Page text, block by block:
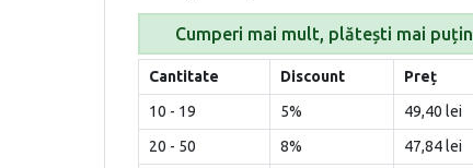
Cumperi mai mult, plătești mai puțin
Cantitate Discount
Preț
10 - 19
5%
49,40 lei
20 - 50
8%
47,84 lei